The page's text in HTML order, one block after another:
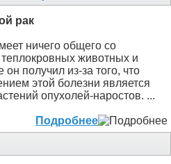
рак
ничего общего со
животных и
получил из-за того, что
этой болезни является
опухолей-наростов. ...
Подробнее